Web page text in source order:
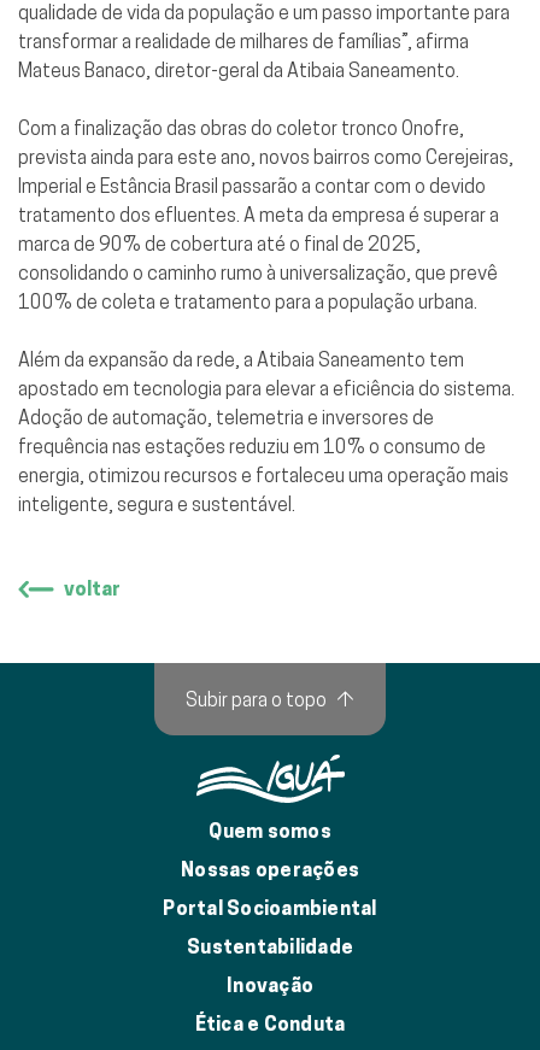
qualidade de vida da população e um passo importante para
transformar a realidade de milhares de famílias”, afirma
Mateus Banaco, diretor-geral da Atibaia Saneamento.
Com a finalização das obras do coletor tronco Onofre,
prevista ainda para este ano, novos bairros como Cerejeiras,
Imperial e Estância Brasil passarão a contar com o devido
tratamento dos efluentes. A meta da empresa é superar a
marca de 90% de cobertura até o final de 2025,
consolidando o caminho rumo à universalização, que prevê
100% de coleta e tratamento para a população urbana.
Além da expansão da rede, a Atibaia Saneamento tem
apostado em tecnologia para elevar a eficiência do sistema.
Adoção de automação, telemetria e inversores de
frequência nas estações reduziu em 10% o consumo de
energia, otimizou recursos e fortaleceu uma operação mais
inteligente, segura e sustentável.
voltar
Quem somos
Nossas operações
Portal Socioambiental
Sustentabilidade
Inovação
Ética e Conduta
Subir para o topo ↑